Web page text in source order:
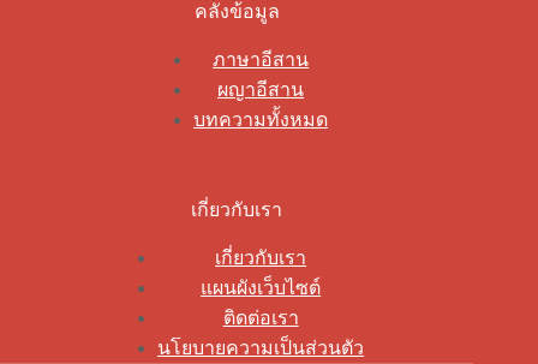
คลังข้อมูล
ภาษาอีสาน
ผญาอีสาน
บทความทั้งหมด
เกี่ยวกับเรา
เกี่ยวกับเรา
แผนผังเว็บไซต์
ติดต่อเรา
นโยบายความเป็นส่วนตัว